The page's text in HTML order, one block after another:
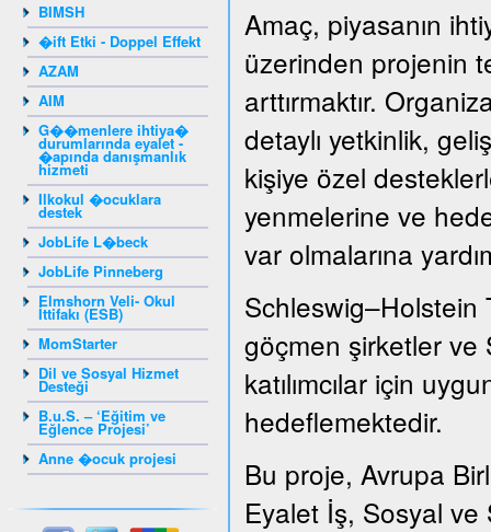
BIMSH
�ift Etki - Doppel Effekt
AZAM
AIM
G��menlere ihtiya�
durumlarında eyalet -
�apında danışmanlık
hizmeti
Ilkokul �ocuklara
destek
JobLife L�beck
JobLife Pinneberg
Elmshorn Veli- Okul
İttifakı (ESB)
MomStarter
Dil ve Sosyal Hizmet
Desteği
B.u.S. – ‘Eğitim ve
Eğlence Projesi’
Anne �ocuk projesi
Amaç, piyasanın
üzerinden projenin
arttırmaktır.
detaylı yetkinlik,
kişiye özel
yenmelerine ve
var olmalarına
Schleswig–Holstein
göçmen şirketler ve
katılımcılar için
hedeflemektedir.
Bu proje, Avrupa
Eyalet İş, Sosyal ve